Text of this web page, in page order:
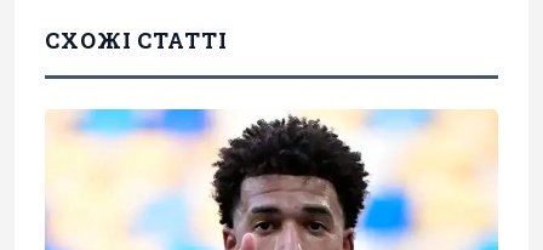
СХОЖІ СТАТТІ